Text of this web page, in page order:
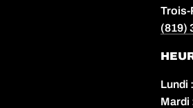
Trois-
(819)
Lundi
Mardi